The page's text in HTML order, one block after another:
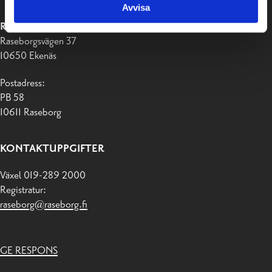
Avvisa
RASEBORGS STAD
Raseborgsvägen 37
10650 Ekenäs
Postadress:
PB 58
10611 Raseborg
KONTAKTUPPGIFTER
Växel 019-289 2000
Registratur:
raseborg@raseborg.fi
GE RESPONS